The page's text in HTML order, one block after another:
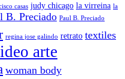
casas judy chicago la virreina la
B. Preciado Paul B. Preciado
regina jose galindo retrato textiles
arte
woman body